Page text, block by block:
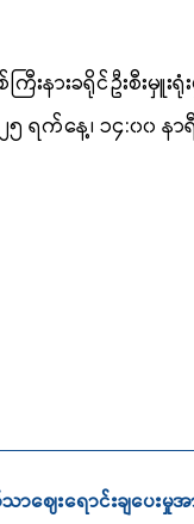
ြီးနားခရိုင်ဦးစီးမှူး
ရက်နေ့၊ ၁၄:၀၀ နာ
ေးရောင်းချပေးမှုအ